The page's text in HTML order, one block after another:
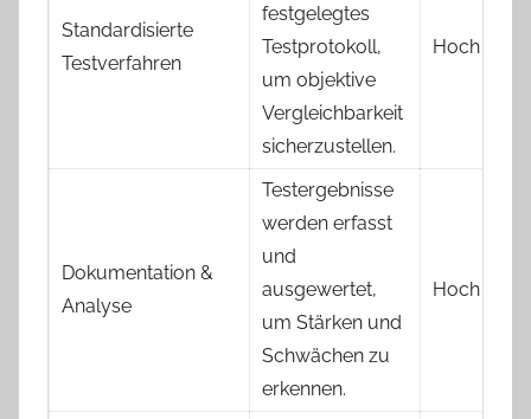
Standardisierte
Testverfahren
festgelegtes
Testprotokoll,
um objektive
Vergleichbarkeit
sicherzustellen.
Hoch
Dokumentation &
Analyse
Testergebnisse
werden erfasst
und
ausgewertet,
um Stärken und
Schwächen zu
erkennen.
Hoch